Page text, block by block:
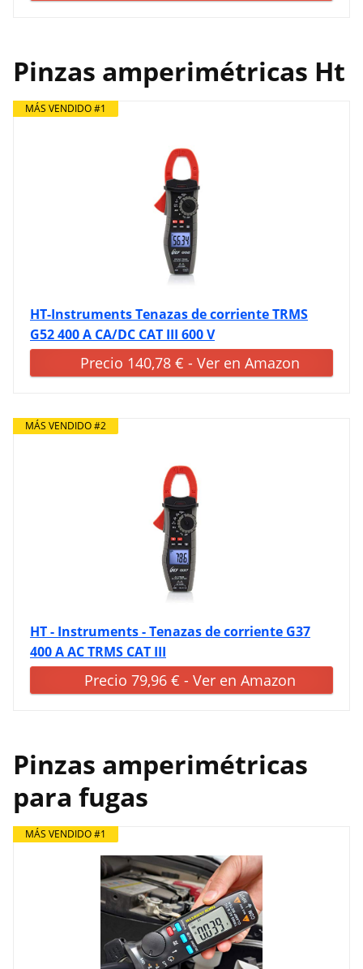
Pinzas amperimétricas Ht
MÁS VENDIDO #1
HT-Instruments Tenazas de corriente TRMS
G52 400 A CA/DC CAT III 600 V
Precio 140,78 € - Ver en Amazon
MÁS VENDIDO #2
HT - Instruments - Tenazas de corriente G37
400 A AC TRMS CAT III
Precio 79,96 € - Ver en Amazon
Pinzas amperimétricas
para fugas
MÁS VENDIDO #1